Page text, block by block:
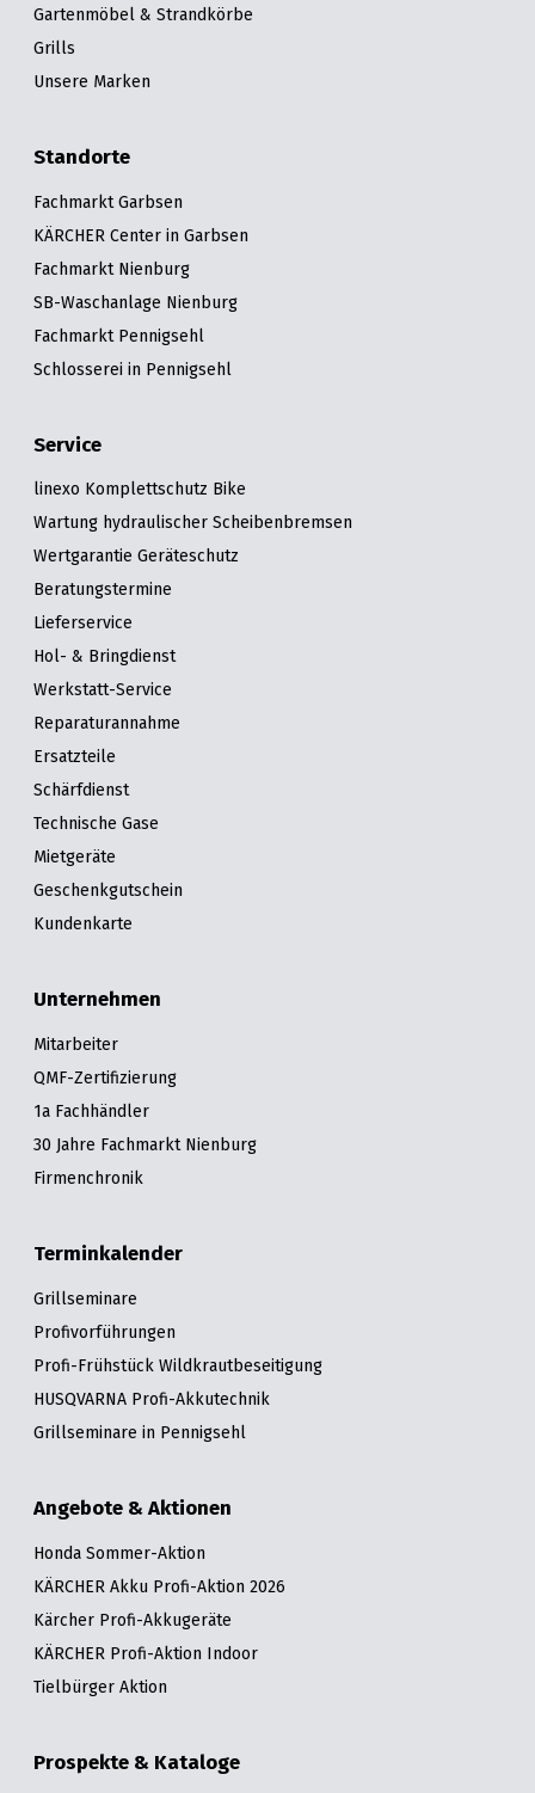
Gartenmöbel & Strandkörbe
Grills
Unsere Marken
Standorte
Fachmarkt Garbsen
KÄRCHER Center in Garbsen
Fachmarkt Nienburg
SB-Waschanlage Nienburg
Fachmarkt Pennigsehl
Schlosserei in Pennigsehl
Service
linexo Komplettschutz Bike
Wartung hydraulischer Scheibenbremsen
Wertgarantie Geräteschutz
Beratungstermine
Lieferservice
Hol- & Bringdienst
Werkstatt-Service
Reparaturannahme
Ersatzteile
Schärfdienst
Technische Gase
Mietgeräte
Geschenkgutschein
Kundenkarte
Unternehmen
Mitarbeiter
QMF-Zertifizierung
1a Fachhändler
30 Jahre Fachmarkt Nienburg
Firmenchronik
Terminkalender
Grillseminare
Profivorführungen
Profi-Frühstück Wildkrautbeseitigung
HUSQVARNA Profi-Akkutechnik
Grillseminare in Pennigsehl
Angebote & Aktionen
Honda Sommer-Aktion
KÄRCHER Akku Profi-Aktion 2026
Kärcher Profi-Akkugeräte
KÄRCHER Profi-Aktion Indoor
Tielbürger Aktion
Prospekte & Kataloge